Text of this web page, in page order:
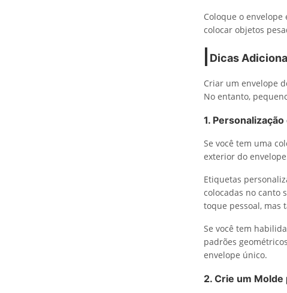
Coloque o
colocar objetos
Dicas
Criar um envelope
No entanto,
1.
Se você tem uma
exterior do
Etiquetas
colocadas no canto
toque pessoal, mas
Se você tem
padrões
envelope único.
2. Crie um